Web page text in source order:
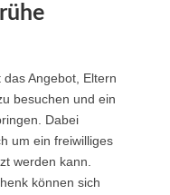
Angebot, Eltern
besuchen und ein
Dabei
um ein freiwilliges
werden kann.
können sich